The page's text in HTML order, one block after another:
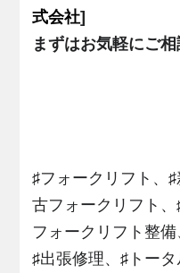
式会社]
まずはお気軽にご相
♯フォークリフト、
古フォークリフト
フォークリフト整備
♯出張修理、♯トー